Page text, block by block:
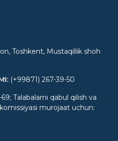
Toshkent, Mustaqillik shoh
: (+99871) 267-39-50
Talabalarni qabul qilish va
murojaat uchun: